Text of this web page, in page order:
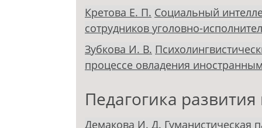
Кретова Е. П. Социальный
сотрудников уголовно-
Зубкова И. В.
процессе овладения
Педагогика
Демакова И. Д. Гуманистическая